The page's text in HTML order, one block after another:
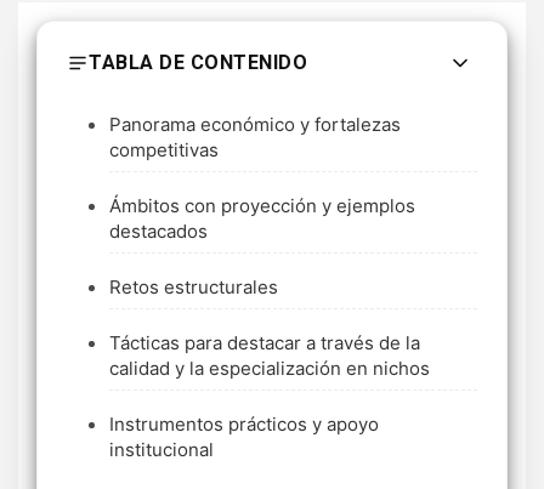
TABLA DE CONTENIDO
Panorama económico y fortalezas
competitivas
Ámbitos con proyección y ejemplos
destacados
Retos estructurales
Tácticas para destacar a través de la
calidad y la especialización en nichos
Instrumentos prácticos y apoyo
institucional